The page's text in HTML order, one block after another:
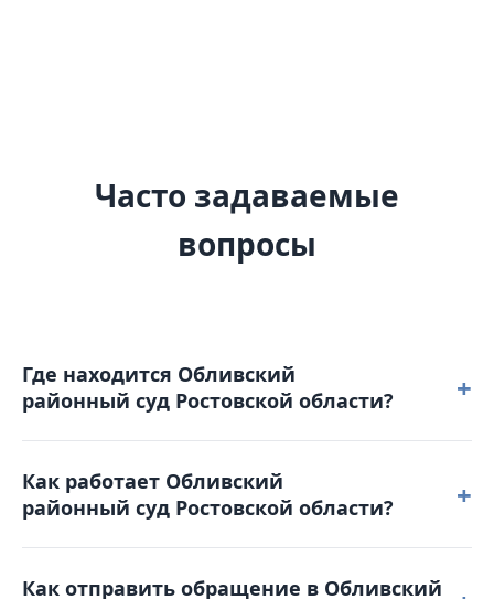
Часто задаваемые
вопросы
Где находится Обливский
районный суд Ростовской области?
+
расположен по адресу: 347140, Ростовская
область, ст. Обливская, ул. К. Маркса, д. 38.
Как работает Обливский
районный суд Ростовской области?
+
00 пятница: с 9-00 до 16-45. Обеденный перерыв с
Как отправить обращение в Обливский